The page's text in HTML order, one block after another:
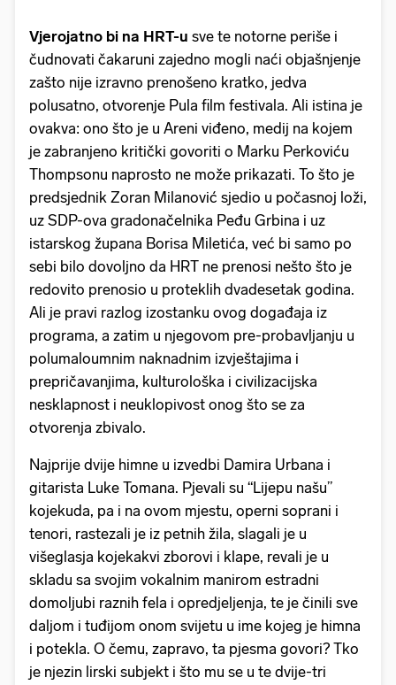
Vjerojatno bi na HRT-u sve te notorne periše i
čudnovati čakaruni zajedno mogli naći objašnjenje
zašto nije izravno prenošeno kratko, jedva
polusatno, otvorenje Pula film festivala. Ali istina je
ovakva: ono što je u Areni viđeno, medij na kojem
je zabranjeno kritički govoriti o Marku Perkoviću
Thompsonu naprosto ne može prikazati. To što je
predsjednik Zoran Milanović sjedio u počasnoj loži,
uz SDP-ova gradonačelnika Peđu Grbina i uz
istarskog župana Borisa Miletića, već bi samo po
sebi bilo dovoljno da HRT ne prenosi nešto što je
redovito prenosio u proteklih dvadesetak godina.
Ali je pravi razlog izostanku ovog događaja iz
programa, a zatim u njegovom pre-probavljanju u
polumaloumnim naknadnim izvještajima i
prepričavanjima, kulturološka i civilizacijska
nesklapnost i neuklopivost onog što se za
otvorenja zbivalo.
Najprije dvije himne u izvedbi Damira Urbana i
gitarista Luke Tomana. Pjevali su “Lijepu našu”
kojekuda, pa i na ovom mjestu, operni soprani i
tenori, rastezali je iz petnih žila, slagali je u
višeglasja kojekakvi zborovi i klape, revali je u
skladu sa svojim vokalnim manirom estradni
domoljubi raznih fela i opredjeljenja, te je činili sve
daljom i tuđijom onom svijetu u ime kojeg je himna
i potekla. O čemu, zapravo, ta pjesma govori? Tko
je njezin lirski subjekt i što mu se u te dvije-tri